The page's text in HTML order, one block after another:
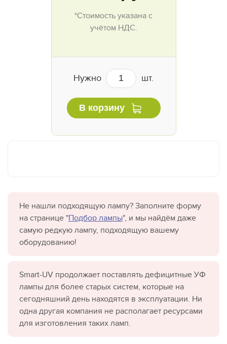
*Стоимость указана с
учётом НДС.
Нужно шт.
В корзину
Не нашли подходящую лампу? Заполните форму
на странице "Подбор лампы", и мы найдём даже
самую редкую лампу, подходящую вашему
оборудованию!
Smart-UV продолжает поставлять дефицитные УФ
лампы для более старых систем, которые на
сегодняшний день находятся в эксплуатации. Ни
одна другая компания не располагает ресурсами
для изготовления таких ламп.